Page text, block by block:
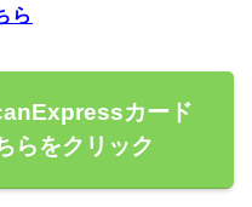
ら
カード
らをクリック